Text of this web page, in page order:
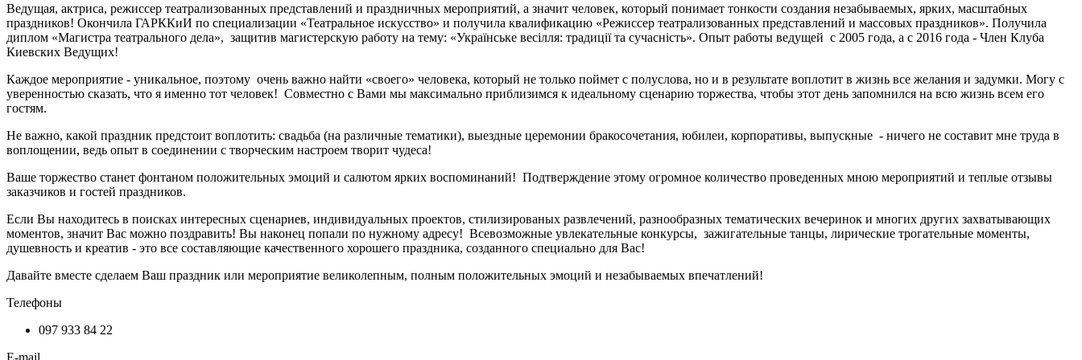
Ведущая, актриса, режиссер театрализованных представлений и праздничных мероприятий, а значит человек, который понимает тонкости создания незабываемых, ярких, масштабных
праздников! Окончила ГАРККиИ по специализации «Театральное искусство» и получила квалификацию «Режиссер театрализованных представлений и массовых праздников». Получила
диплом «Магистра театрального дела», защитив магистерскую работу на тему: «Українське весілля: традиції та сучасність». Опыт работы ведущей с 2005 года, а с 2016 года - Член Клуба
Киевских Ведущих!
Каждое мероприятие - уникальное, поэтому очень важно найти «своего» человека, который не только поймет с полуслова, но и в результате воплотит в жизнь все желания и задумки. Могу с
уверенностью сказать, что я именно тот человек! Совместно с Вами мы максимально приблизимся к идеальному сценарию торжества, чтобы этот день запомнился на всю жизнь всем его
гостям.
Не важно, какой праздник предстоит воплотить: свадьба (на различные тематики), выездные церемонии бракосочетания, юбилеи, корпоративы, выпускные - ничего не составит мне труда в
воплощении, ведь опыт в соединении с творческим настроем творит чудеса!
Ваше торжество станет фонтаном положительных эмоций и салютом ярких воспоминаний! Подтверждение этому огромное количество проведенных мною мероприятий и теплые отзывы
заказчиков и гостей праздников.
Если Вы находитесь в поисках интересных сценариев, индивидуальных проектов, стилизированых развлечений, разнообразных тематических вечеринок и многих других захватывающих
моментов, значит Вас можно поздравить! Вы наконец попали по нужному адресу! Всевозможные увлекательные конкурсы, зажигательные танцы, лирические трогательные моменты,
душевность и креатив - это все составляющие качественного хорошего праздника, созданного специально для Вас!
Давайте вместе сделаем Ваш праздник или мероприятие великолепным, полным положительных эмоций и незабываемых впечатлений!
Телефоны
097 933 84 22
E-mail